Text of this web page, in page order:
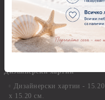
Лепила
Краклета и медиуми
Шаблони
Инструменти и пособия
Дизайнерски хартии
Дизайнерски хартии - 15.20
х 15.20 см.